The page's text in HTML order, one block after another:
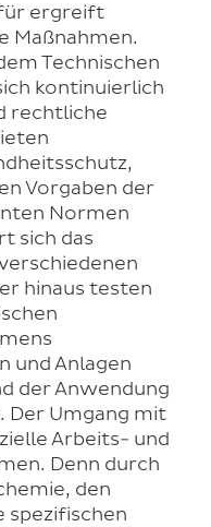
ergreift
Maßnahmen.
Technischen
kontinuierlich
rechtliche
Vorgaben der
Normen
sich das
hinaus testen
und Anlagen
der Anwendung
Der Umgang mit
Arbeits- und
Denn durch
den
spezifischen